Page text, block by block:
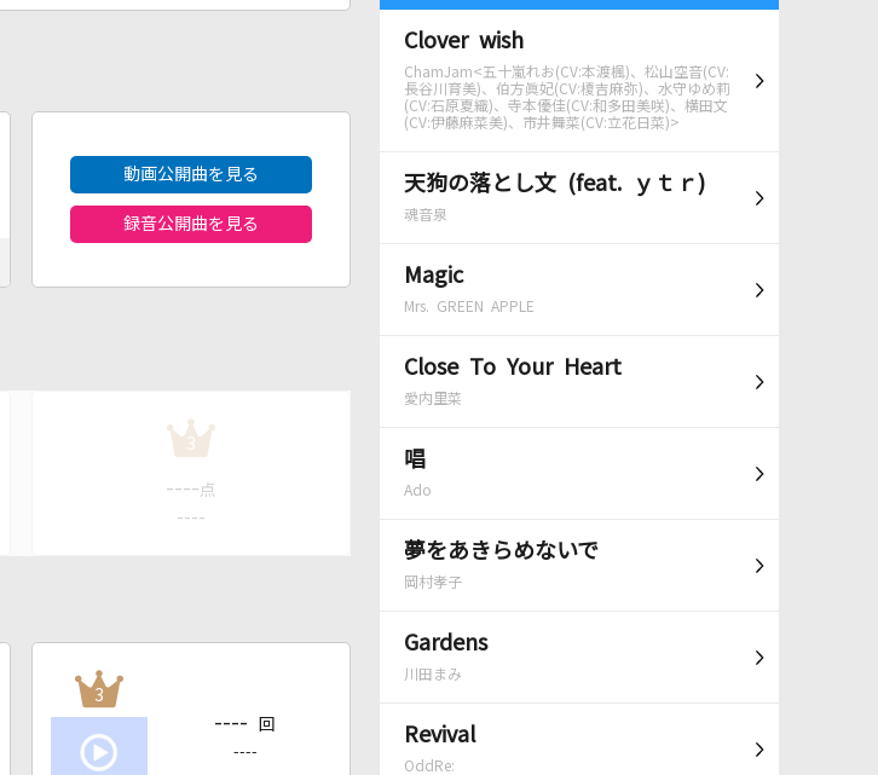
Clover wish
ChamJam<五十嵐れお(CV:本渡楓)、松山空音(CV:
長谷川育美)、伯方眞妃(CV:榎吉麻弥)、水守ゆめ莉
(CV:石原夏織)、寺本優佳(CV:和多田美咲)、横田文
(CV:伊藤麻菜美)、市井舞菜(CV:立花日菜)>
天狗の落とし文 (feat. ｙｔｒ)
魂音泉
Magic
Mrs. GREEN APPLE
Close To Your Heart
愛内里菜
唱
Ado
夢をあきらめないで
岡村孝子
Gardens
川田まみ
Revival
OddRe:
動画公開曲を見る
録音公開曲を見る
3
---- 点
----
3
---- 回
----